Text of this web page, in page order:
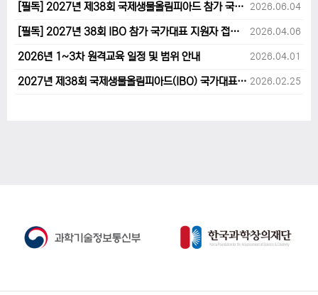
[필독] 2027년 제38회 국제생물올림피아드 참가 국가대표 1차후보자 선발고사 범위 및 일정 안내 2026.06.04
[필독] 2027년 38회 IBO 참가 국가대표 지원자 접수 마감 및 원격교육 관련 공지사항 안내입니다. 2026.04.06
2026년 1~3차 원격교육 일정 및 범위 안내 2026.04.01
2027년 제38회 국제생물올림피아드(IBO) 국가대표 후보자 지원 안내 2026.02.25